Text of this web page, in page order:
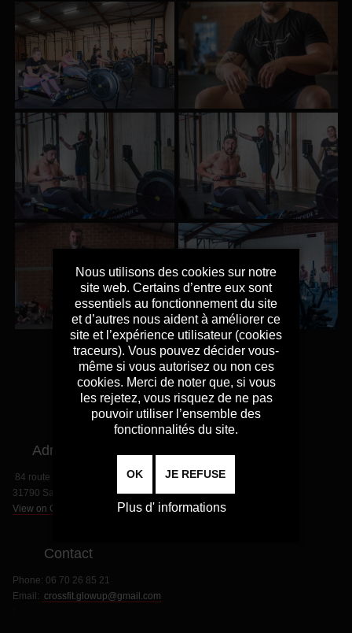
Adresse
84 route de Paris
31790 Saint Jory
View on Google Map
Contact
Phone: 06 70 26 85 21
Email: crossfit.glowup@gmail.com
Nous utilisons des cookies sur notre
site web. Certains d’entre eux sont
essentiels au fonctionnement du site
et d’autres nous aident à améliorer ce
site et l’expérience utilisateur (cookies
traceurs). Vous pouvez décider vous-
même si vous autorisez ou non ces
cookies. Merci de noter que, si vous
les rejetez, vous risquez de ne pas
pouvoir utiliser l’ensemble des
fonctionnalités du site.
OK JE REFUSE
Plus d' informations